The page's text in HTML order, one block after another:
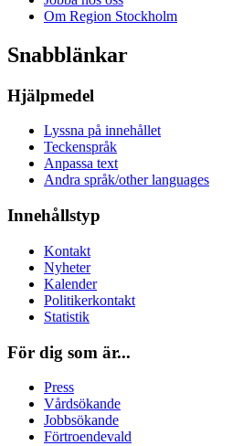
Om Region Stockholm
Snabblänkar
Hjälpmedel
Lyssna på innehållet
Teckenspråk
Anpassa text
Andra språk/other languages
Innehållstyp
Kontakt
Nyheter
Kalender
Politikerkontakt
Statistik
För dig som är...
Press
Vårdsökande
Jobbsökande
Förtroendevald